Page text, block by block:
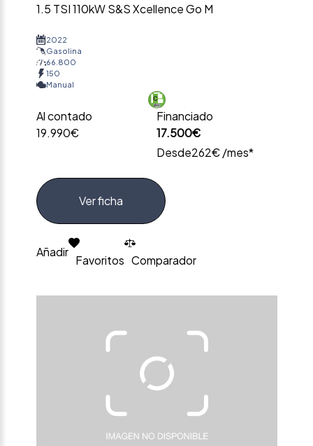
1.5 TSI 110kW S&S Xcellence Go M
2022
Gasolina
66.800
150
Manual
Al contado
19.990€
Financiado
17.500€
Desde262€ /mes*
Ver ficha
Añadir
Favoritos Comparador